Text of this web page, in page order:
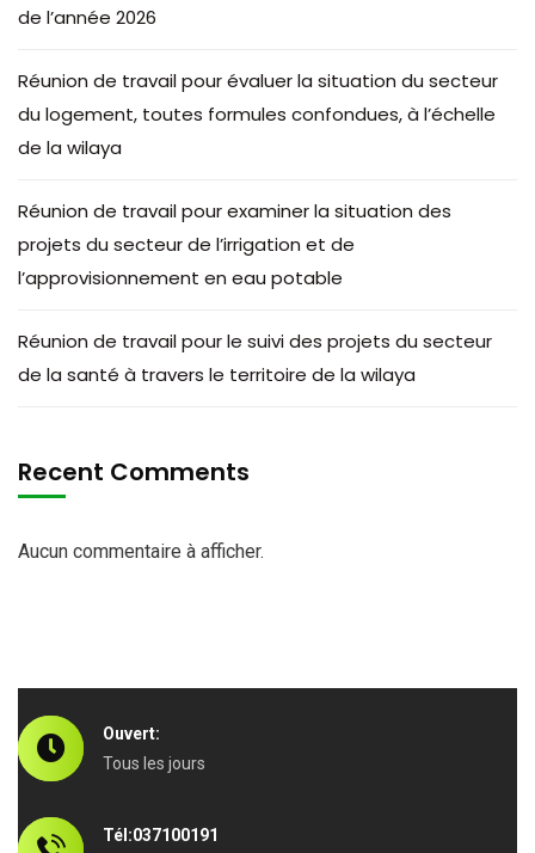
de l’année 2026
Réunion de travail pour évaluer la situation du secteur
du logement, toutes formules confondues, à l’échelle
de la wilaya
Réunion de travail pour examiner la situation des
projets du secteur de l’irrigation et de
l’approvisionnement en eau potable
Réunion de travail pour le suivi des projets du secteur
de la santé à travers le territoire de la wilaya
Recent Comments
Aucun commentaire à afficher.
Ouvert:
Tous les jours
Tél:037100191